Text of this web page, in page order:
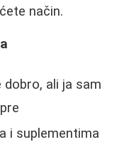
način.
dobro, ali ja sam
i suplementima